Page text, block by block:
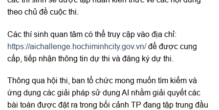
theo chủ đề cuộc thi.
Các thí sinh quan tâm có thể truy cập vào địa chỉ:
https://aichallenge.hochiminhcity.gov.vn/để được cung
cấp, tiếp nhận thông tin dự thi và đăng ký dự thi.
Thông qua hội thi, ban tổ chức mong muốn tìm kiếm và
ứng dụng các giải pháp sử dụng AI nhằm giải quyết các
bài toán được đặt ra trong bối cảnh TP đang tập trung đầu